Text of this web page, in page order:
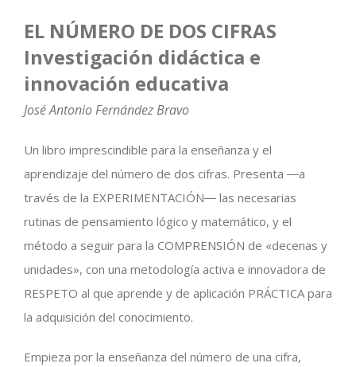
EL NÚMERO DE DOS CIFRAS
Investigación didáctica e
innovación educativa
José Antonio Fernández Bravo
Un libro imprescindible para la enseñanza y el
aprendizaje del número de dos cifras. Presenta ―a
través de la EXPERIMENTACIÓN― las necesarias
rutinas de pensamiento lógico y matemático, y el
método a seguir para la COMPRENSIÓN de «decenas y
unidades», con una metodología activa e innovadora de
RESPETO al que aprende y de aplicación PRÁCTICA para
la adquisición del conocimiento.
Empieza por la enseñanza del número de una cifra,